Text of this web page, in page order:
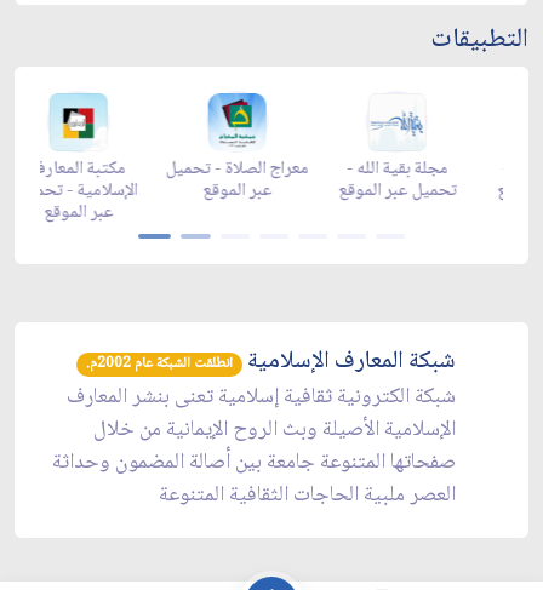
التطبيقات
مجلة بقية
تحميل عبر
زاد شهر رمضان -
تحميل عبر الموقع
زاد شهر رمضان -
appstore
شهر رمضان -
شبكة المعارف الإسلامية انطلقت الشبكة عام 2002م.
شبكة الكترونية ثقافية إسلامية تعنى بنشر المعارف
الإسلامية الأصيلة وبث الروح الإيمانية من خلال
صفحاتها المتنوعة جامعة بين أصالة المضمون وحداثة
العصر ملبية الحاجات الثقافية المتنوعة